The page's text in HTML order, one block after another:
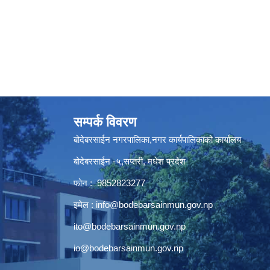
सम्पर्क विवरण
बोदेबरसाईन नगरपालिका,नगर कार्यपालिकाको कार्यालय
बोदेबरसाईन -५,सप्तरी, मधेश प्रदेश
फोन : 9852823277
इमेल : info@bodebarsainmun.gov.np
ito@bodebarsainmun.gov.np
io@bodebarsainmun.gov.np